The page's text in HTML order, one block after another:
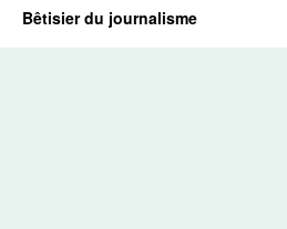
Bêtisier du journalisme